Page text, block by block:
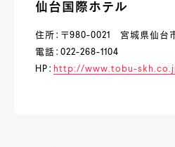
仙台国際ホテル
住所：〒980-0021 宮城県仙台
電話：022-268-1104
HP： http://www.tobu-